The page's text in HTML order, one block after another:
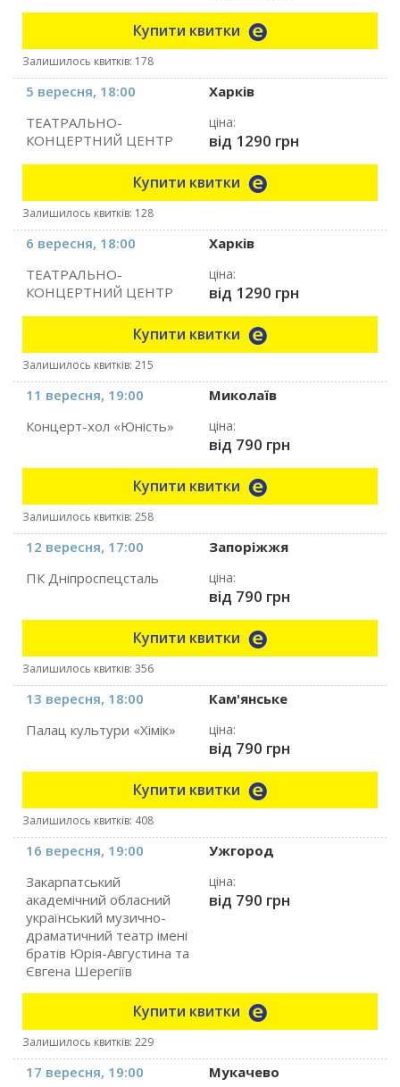
Купити квитки
Залишилось квитків: 178
5 вересня, 18:00
Харків
ТЕАТРАЛЬНО-
КОНЦЕРТНИЙ ЦЕНТР
ціна:
від 1290 грн
Купити квитки
Залишилось квитків: 128
6 вересня, 18:00
Харків
ТЕАТРАЛЬНО-
КОНЦЕРТНИЙ ЦЕНТР
ціна:
від 1290 грн
Купити квитки
Залишилось квитків: 215
11 вересня, 19:00
Миколаїв
Концерт-хол «Юність»
ціна:
від 790 грн
Купити квитки
Залишилось квитків: 258
12 вересня, 17:00
Запоріжжя
ПК Дніпроспецсталь
ціна:
від 790 грн
Купити квитки
Залишилось квитків: 356
13 вересня, 18:00
Кам'янське
Палац культури «Хімік»
ціна:
від 790 грн
Купити квитки
Залишилось квитків: 408
16 вересня, 19:00
Ужгород
Закарпатський
академічний обласний
український музично-
драматичний театр імені
братів Юрія-Августина та
Євгена Шерегіїв
ціна:
від 790 грн
Купити квитки
Залишилось квитків: 229
17 вересня, 19:00 Мукачево